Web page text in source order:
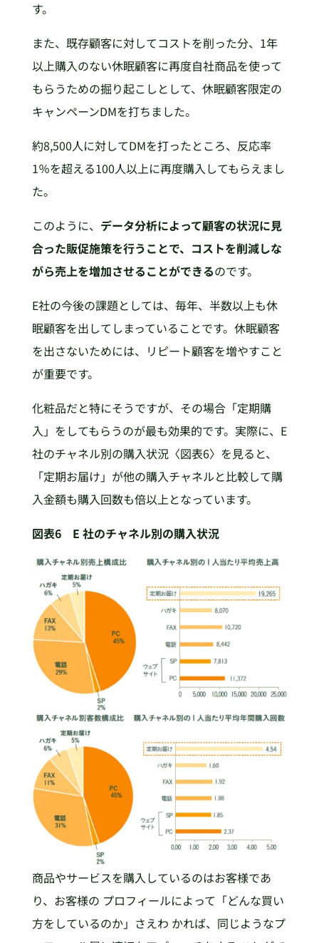
す。
また、既存顧客に対してコストを削った分、1年
以上購入のない休眠顧客に再度自社商品を使って
もらうための掘り起こしとして、休眠顧客限定の
キャンペーンDMを打ちました。
約8,500人に対してDMを打ったところ、反応率
1％を超える100人以上に再度購入してもらえまし
た。
このように、 データ分析によって顧客の状況に見
合った販促施策を行うことで、コストを削減しな
がら売上を増加させることができるのです。
E社の今後の課題としては、毎年、半数以上も休
眠顧客を出してしまっていることです。休眠顧客
を出さないためには、リピート顧客を増やすこと
が重要です。
化粧品だと特にそうですが、その場合「定期購
入」をしてもらうのが最も効果的です。実際に、E
社のチャネル別の購入状況〈図表6〉を見ると、
「定期お届け」が他の購入チャネルと比較して購
入金額も購入回数も倍以上となっています。
図表6 E 社のチャネル別の購入状況
商品やサービスを購入しているのはお客様であ
り、お客様の プロフィールによって「どんな買い
方をしているのか」さえわ かれば、同じようなプ